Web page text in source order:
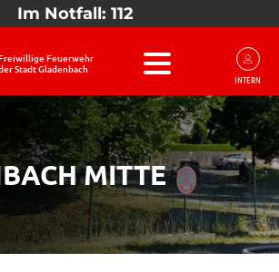
Im Notfall: 112
Feuerwehr
Stadt Gladenbach
INTERN
MITTE